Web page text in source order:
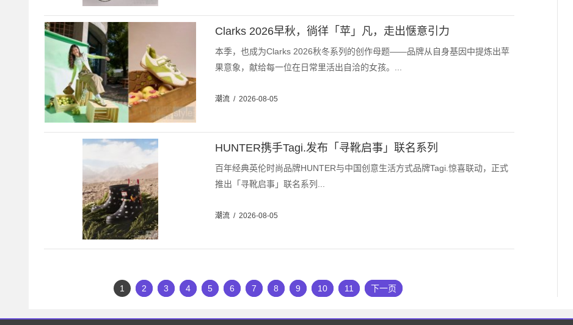
Clarks 2026早秋，徜徉「苹」凡，走出惬意引力
本季，也成为Clarks 2026秋冬系列的创作母题——品牌从自身基因中提炼出苹
果意象，献给每一位在日常里活出自洽的女孩。...
潮流 / 2026-08-05
HUNTER携手Tagi.发布「寻靴启事」联名系列
百年经典英伦时尚品牌HUNTER与中国创意生活方式品牌Tagi.惊喜联动，正式
推出「寻靴启事」联名系列...
潮流 / 2026-08-05
1 2 3 4 5 6 7 8 9 10 11 下一页